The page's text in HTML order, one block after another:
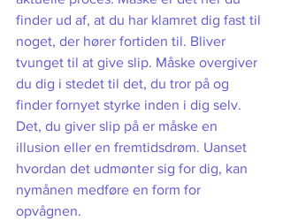
finder ud af, at du har klamret dig fast til
noget, der hører fortiden til. Bliver
tvunget til at give slip. Måske overgiver
du dig i stedet til det, du tror på og
finder fornyet styrke inden i dig selv.
Det, du giver slip på er måske en
illusion eller en fremtidsdrøm. Uanset
hvordan det udmønter sig for dig, kan
nymånen medføre en form for
opvågnen.